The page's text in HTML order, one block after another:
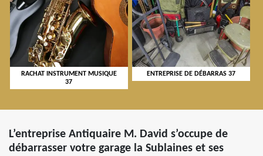
RACHAT INSTRUMENT MUSIQUE
37
ENTREPRISE DE DÉBARRAS 37
L’entreprise Antiquaire M. David s’occupe de
débarrasser votre garage la Sublaines et ses